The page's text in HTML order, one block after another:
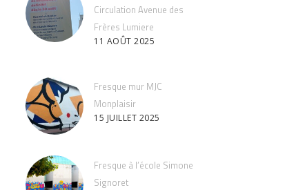
Circulation Avenue des
Frères Lumiere
11 AOÛT 2025
Fresque mur MJC
Monplaisir
15 JUILLET 2025
Fresque à l’école Simone
Signoret